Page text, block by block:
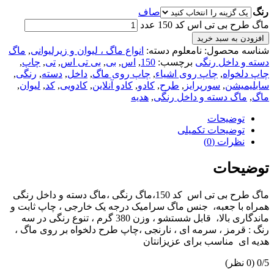
رنگ
صاف
ماگ طرح بی تی اس کد 150 عدد
افزودن به سبد خرید
شناسه محصول: نامعلوم دسته: انواع ماگ ، لیوان و زیرلیوانی, ماگ
دسته و داخل رنگی برچسب: 150
, اس, بی, بی تی اس, تی, چاپ,
چاپ دلخواه, چاپ روی اشیاء, چاپ روی ماگ, داخل, دسته, رنگی,
سابلیمیشن, سورپرایز , طرح, کادو, کادو آنلاین, کادویی, کد, لیوان,
ماگ, ماگ دسته و داخل رنگی, هدیه
توضیحات
توضیحات تکمیلی
نظرات (0)
توضیحات
ماگ طرح بی تی اس کد 150،ماگ رنگی ،ماگ دسته و داخل رنگی
همراه با جعبه، جنس ماگ سرامیک درجه یک خارجی ، چاپ ثابت و
ماندگاری بالا، قابل شستشو ، وزن 380 گرم ، تنوع رنگی در سه
رنگ : قرمز ، سرمه ای ، نارنجی ،چاپ طرح دلخواه بر روی ماگ ،
هدیه ای مناسب برای عزیزانتان
‫0/5 ‫(0 نظر)